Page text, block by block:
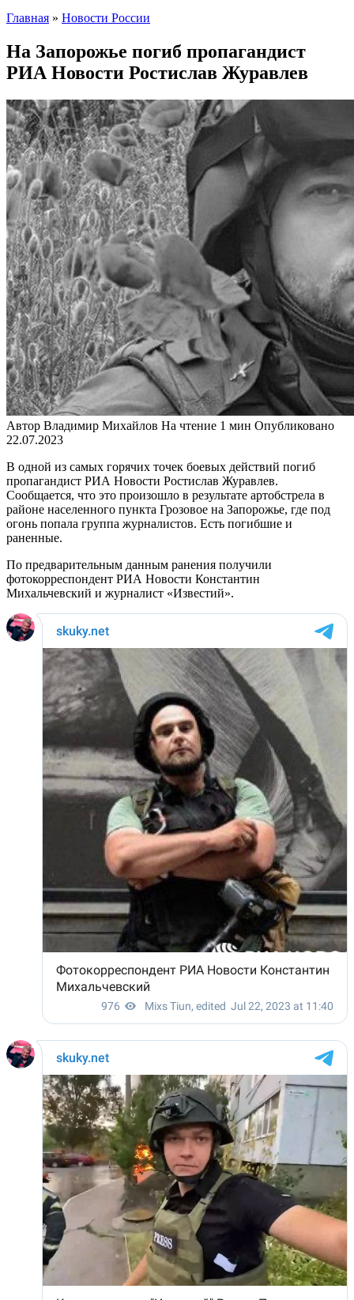
Главная » Новости России
На Запорожье погиб пропагандист
РИА Новости Ростислав Журавлев
Автор Владимир Михайлов На чтение 1 мин Опубликовано
22.07.2023
В одной из самых горячих точек боевых действий погиб
пропагандист РИА Новости Ростислав Журавлев.
Сообщается, что это произошло в результате артобстрела в
районе населенного пункта Грозовое на Запорожье, где под
огонь попала группа журналистов. Есть погибшие и
раненные.
По предварительным данным ранения получили
фотокорреспондент РИА Новости Константин
Михальчевский и журналист «Известий».